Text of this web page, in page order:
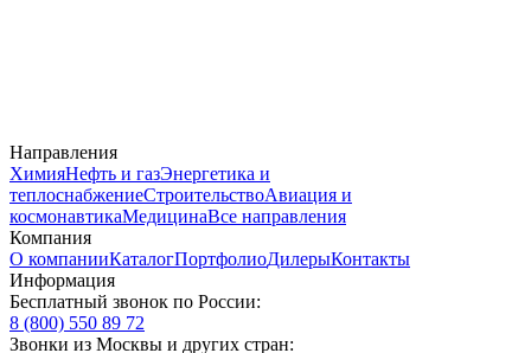
Направления
ХимияНефть и газЭнергетика и
теплоснабжениеСтроительствоАвиация и
космонавтикаМедицинаВсе направления
Компания
О компанииКаталогПортфолиоДилерыКонтакты
Информация
Бесплатный звонок по России:
8 (800) 550 89 72
Звонки из Москвы и других стран: